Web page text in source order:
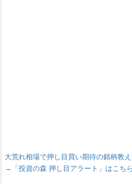
大荒れ相場で押し目買い期待の銘柄教え
→「投資の森 押し目アラート」はこちら